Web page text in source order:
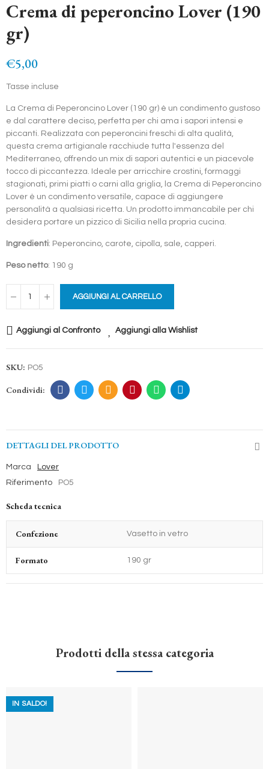
Crema di peperoncino Lover (190
gr)
€5,00
Tasse incluse
La Crema di Peperoncino Lover (190 gr) è un condimento gustoso
e dal carattere deciso, perfetta per chi ama i sapori intensi e
piccanti. Realizzata con peperoncini freschi di alta qualità,
questa crema artigianale racchiude tutta l'essenza del
Mediterraneo, offrendo un mix di sapori autentici e un piacevole
tocco di piccantezza. Ideale per arricchire crostini, formaggi
stagionati, primi piatti o carni alla griglia, la Crema di Peperoncino
Lover è un condimento versatile, capace di aggiungere
personalità a qualsiasi ricetta. Un prodotto immancabile per chi
desidera portare un pizzico di Sicilia nella propria cucina.
Ingredienti: Peperoncino, carote, cipolla, sale, capperi.
Peso netto: 190 g
AGGIUNGI AL CARRELLO
Aggiungi al Confronto Aggiungi alla Wishlist
SKU: PO5
DETTAGLI DEL PRODOTTO
Marca
Lover
Riferimento
PO5
Scheda tecnica
Confezione Vasetto in vetro
Formato 190 gr
Prodotti della stessa categoria
IN SALDO!